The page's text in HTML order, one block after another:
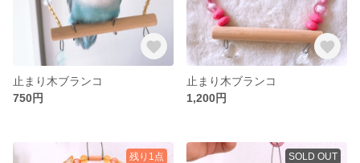
止まり木ブランコ
750円
止まり木ブランコ
1,200円
残り1点 SOLD OUT